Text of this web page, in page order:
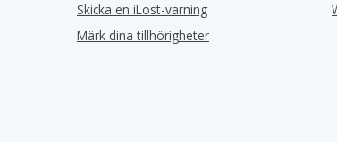
Skicka en iLost-varning
Märk dina tillhörigheter